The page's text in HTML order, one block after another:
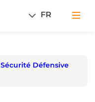
FR
Sécurité Défensive